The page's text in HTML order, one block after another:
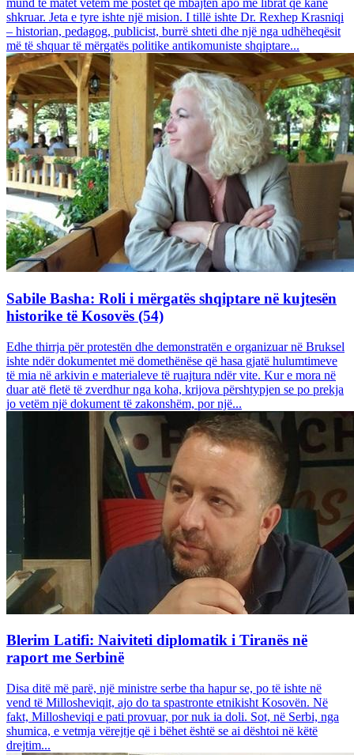
mund të matet vetëm me postet që mbajtën apo me librat që kanë
shkruar. Jeta e tyre ishte një mision. I tillë ishte Dr. Rexhep Krasniqi
– historian, pedagog, publicist, burrë shteti dhe një nga udhëheqësit
më të shquar të mërgatës politike antikomuniste shqiptare...
Sabile Basha: Roli i mërgatës shqiptare në kujtesën
historike të Kosovës (54)
Edhe thirrja për protestën dhe demonstratën e organizuar në Bruksel
ishte ndër dokumentet më domethënëse që hasa gjatë hulumtimeve
të mia në arkivin e materialeve të ruajtura ndër vite. Kur e mora në
duar atë fletë të zverdhur nga koha, krijova përshtypjen se po prekja
jo vetëm një dokument të zakonshëm, por një...
Blerim Latifi: Naiviteti diplomatik i Tiranës në
raport me Serbinë
Disa ditë më parë, një ministre serbe tha hapur se, po të ishte në
vend të Millosheviqit, ajo do ta spastronte etnikisht Kosovën. Në
fakt, Millosheviqi e pati provuar, por nuk ia doli. Sot, në Serbi, nga
shumica, e vetmja vërejtje që i bëhet është se ai dështoi në këtë
drejtim...